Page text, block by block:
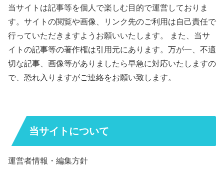
当サイトは記事等を個人で楽しむ目的で運営しておりま
す。サイトの閲覧や画像、リンク先のご利用は自己責任で
行っていただきますようお願いいたします。 また、当サ
イトの記事等の著作権は引用元にあります。万が一、不適
切な記事、画像等がありましたら早急に対応いたしますの
で、恐れ入りますがご連絡をお願い致します。
当サイトについて
運営者情報・編集方針